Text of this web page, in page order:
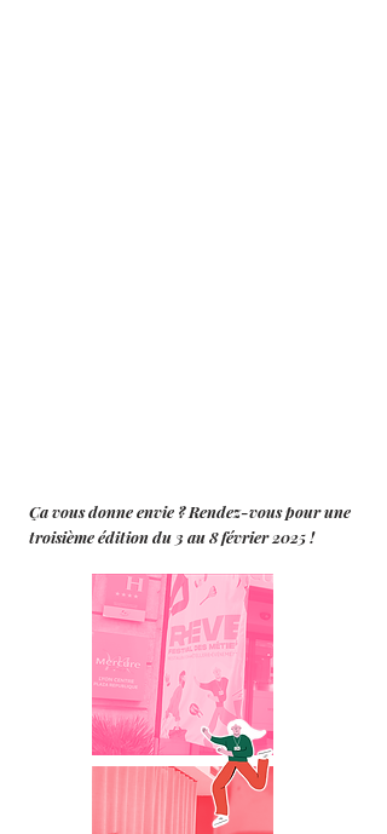
Ça vous donne envie ? Rendez-vous pour une
troisième édition du 3 au 8 février 2025 !